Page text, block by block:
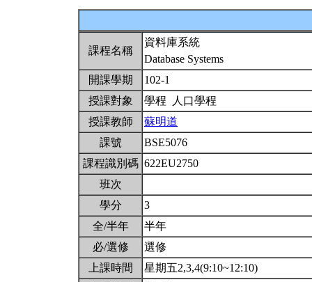
課程名稱
資料庫系統
Database Systems
開課學期
102-1
授課對象
學程 人口學程
授課教師
蘇明道
課號
BSE5076
課程識別碼 622EU2750
班次
學分
3
全/半年
半年
必/選修
選修
上課時間
星期五2,3,4(9:10~12:10)